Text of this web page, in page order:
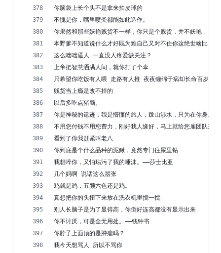
你脑袋上长个头不是拿来拍皮球的
不愧是你，嘴里喷粪都能如此造作。
你果然和那些妖艳贱货不一样，你只是个贱货，并不妖艳
本野爹不知道说什么才好既为难自己又对不住你这绝世啥比
这么咄咄逼人 一直没人疼爱缺关注？
上帝把智慧洒满人间，就你打了个伞
只希望你吃饭有人喂 走路有人推 夜夜缠绵于病却长命百岁
贱货当上瘾是改不掉的
以后多吃点猪脑。
你是神秘的遗迹，我是懵懂的旅人，跋山涉水，只为在你身上
不用您付钱不用您费力，刚好我人缘好，马上就给您雇团队来
看到了你我赶紧叫老八
你到底是个什么品种的泥鳅，竟然专门往屎里钻
我想啐你，又怕玷污了我的唾沫。——莎士比亚
几个妈啊 说话这么嚣张
鸡就是鸡，五颜六色还是鸡。
真想把你的头扭下来放在洗衣机里搅一搅
别人长脑子是为了显得高，你倒好连高都没有显示出来
你不讨厌，可是全无用处。——钱钟书
你脖子上面顶的是肿瘤吗？
我今天想骂人 所以不骂你